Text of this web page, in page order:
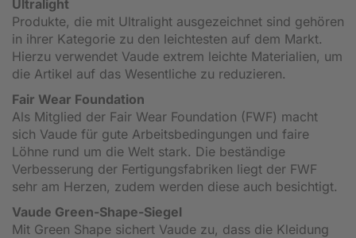
Ultralight
Produkte, die mit Ultralight ausgezeichnet sind gehören
in ihrer Kategorie zu den leichtesten auf dem Markt.
Hierzu verwendet Vaude extrem leichte Materialien, um
die Artikel auf das Wesentliche zu reduzieren.
Fair Wear Foundation
Als Mitglied der Fair Wear Foundation (FWF) macht
sich Vaude für gute Arbeitsbedingungen und faire
Löhne rund um die Welt stark. Die beständige
Verbesserung der Fertigungsfabriken liegt der FWF
sehr am Herzen, zudem werden diese auch besichtigt.
Vaude Green-Shape-Siegel
Mit Green Shape sichert Vaude zu, dass die Kleidung